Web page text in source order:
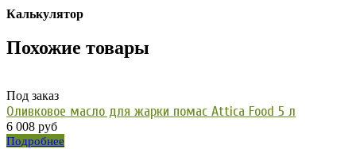
Калькулятор
Похожие товары
Под заказ
Оливковое масло для жарки помас Attica Food 5 л
6 008 руб
Подробнее